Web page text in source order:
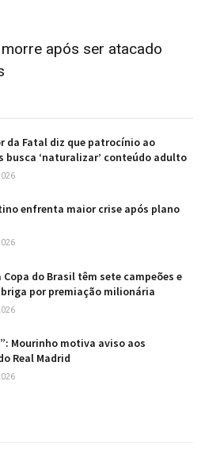
após ser atacado
da Fatal diz que patrocínio ao
busca ‘naturalizar’ conteúdo adulto
enfrenta maior crise após plano
do Brasil têm sete campeões e
briga por premiação milionária
Mourinho motiva aviso aos
Real Madrid